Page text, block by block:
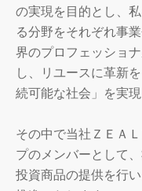
の実現を目的とし、
る分野をそれぞれ事
界のプロフェッショ
し、リユースに革新
続可能な社会」を実現
その中で当社ＺＥＡ
プのメンバーとして
投資商品の提供を行